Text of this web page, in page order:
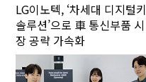
LG이노텍, ‘차세대 디지털키
솔루션’으로 車 통신부품 시
장 공략 가속화